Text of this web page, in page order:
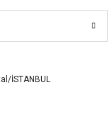
İSTANBUL